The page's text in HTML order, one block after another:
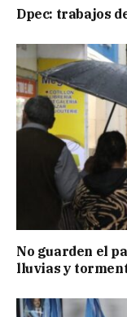
Dpec: trabajos
No guarden el
lluvias y